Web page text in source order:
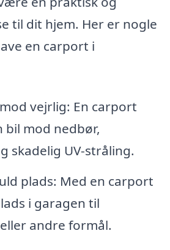
til dit hjem. Her er nogle
en carport i
vejrlig: En carport
mod nedbør,
skadelig UV-stråling.
plads: Med en carport
i garagen til
andre formål.